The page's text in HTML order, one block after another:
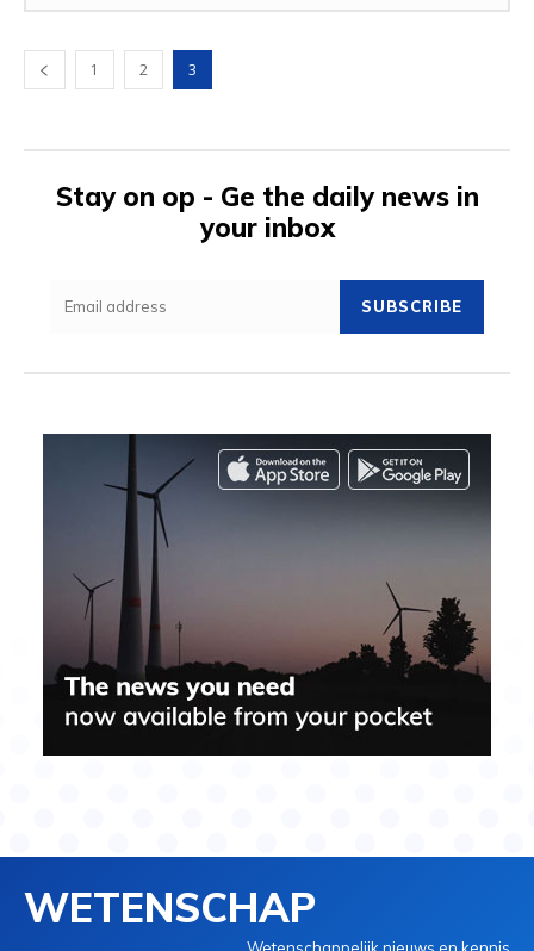
1 2 3
Stay on op - Ge the daily news in
your inbox
SUBSCRIBE
WETENSCHAP
Wetenschappelijk nieuws en kennis